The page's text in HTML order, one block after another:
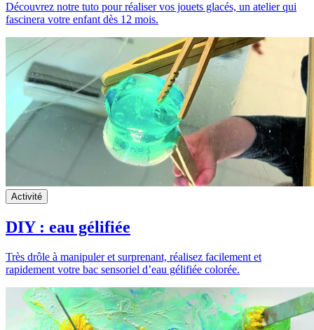
Découvrez notre tuto pour réaliser vos jouets glacés, un atelier qui
fascinera votre enfant dès 12 mois.
Activité
DIY : eau gélifiée
Très drôle à manipuler et surprenant, réalisez facilement et
rapidement votre bac sensoriel d’eau gélifiée colorée.